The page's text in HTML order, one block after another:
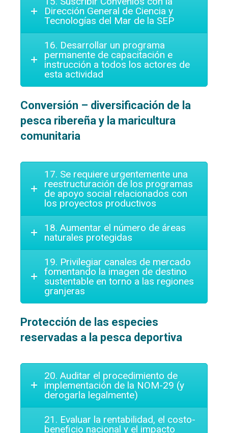
Dirección General de Ciencia y
Tecnologías del Mar de la SEP
16. Desarrollar un programa
permanente de capacitación e
instrucción a todos los actores de
esta actividad
Conversión – diversificación de la
pesca ribereña y la maricultura
comunitaria
17. Se requiere urgentemente una
reestructuración de los programas
de apoyo social relacionados con
los proyectos productivos
18. Aumentar el número de áreas
naturales protegidas
19. Privilegiar canales de mercado
fomentando la imagen de destino
sustentable en torno a las regiones
granjeras
Protección de las especies
reservadas a la pesca deportiva
20. Auditar el procedimiento de
implementación de la NOM-29 (y
derogarla legalmente)
21. Evaluar la rentabilidad, el costo-
beneficio nacional y el impacto